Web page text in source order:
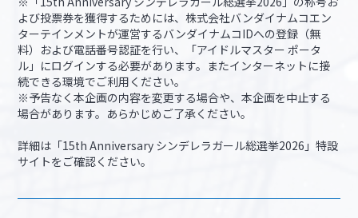
よび投票券を獲得するためには、株式会社バンダイナムコエン
ターテインメントが運営するバンダイナムコIDへの登録（無
料）および電話番号認証を行い、「アイドルマスター ポータ
ル」にログインする必要があります。またインターネットに接
続できる環境でご利用ください。
※予告なく本企画の内容を変更する場合や、本企画を中止する
場合があります。あらかじめご了承ください。
詳細は「15th Anniversary シンデレラガール総選挙2026」特設
サイトをご確認ください。